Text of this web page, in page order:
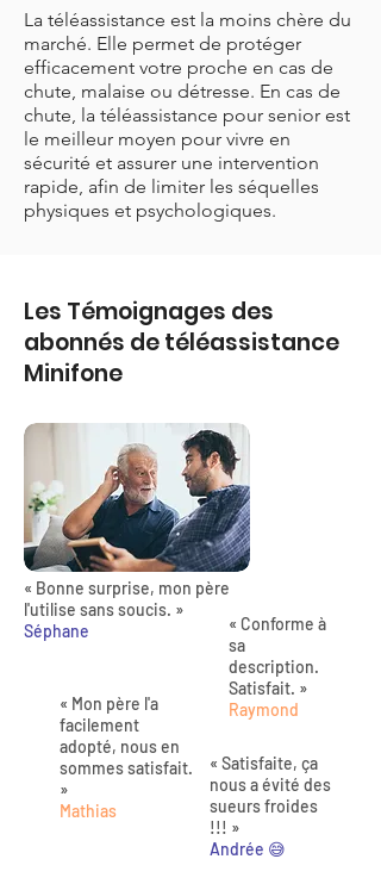
La téléassistance est la moins chère du
marché. Elle permet de protéger
efficacement votre proche en cas de
chute, malaise ou détresse. En cas de
chute, la téléassistance pour senior est
le meilleur moyen pour vivre en
sécurité et assurer une intervention
rapide, afin de limiter les séquelles
physiques et psychologiques.
Les Témoignages des
abonnés de téléassistance
Minifone
« Bonne surprise, mon père
l'utilise sans soucis. »
Séphane
« Mon père l'a
facilement
adopté, nous en
sommes satisfait.
»
Mathias
« Conforme à
sa
description.
Satisfait. »
Raymond
« Satisfaite, ça
nous a évité des
sueurs froides
!!! »
Andrée 😅